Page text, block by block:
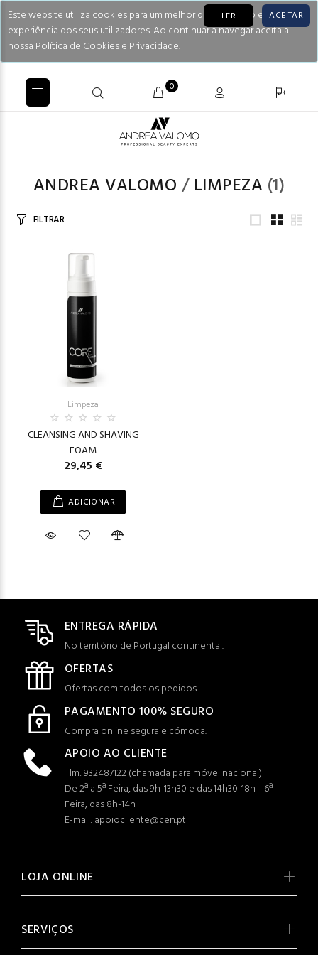
Este website utiliza cookies para um melhor desempenho e
experiência dos seus utilizadores. Ao continuar a navegar aceita a
nossa Política de Cookies e Privacidade.
LER ACEITAR
0
ANDREA VALOMO / LIMPEZA (1)
FILTRAR
Limpeza
CLEANSING AND SHAVING
FOAM
29,45 €
ADICIONAR
ENTREGA RÁPIDA
No território de Portugal continental.
OFERTAS
Ofertas com todos os pedidos.
PAGAMENTO 100% SEGURO
Compra online segura e cómoda.
APOIO AO CLIENTE
Tlm: 932487122 (chamada para móvel nacional)
De 2ª a 5ª Feira, das 9h-13h30 e das 14h30-18h | 6ª
Feira, das 8h-14h
E-mail: apoiocliente@cen.pt
LOJA ONLINE
SERVIÇOS